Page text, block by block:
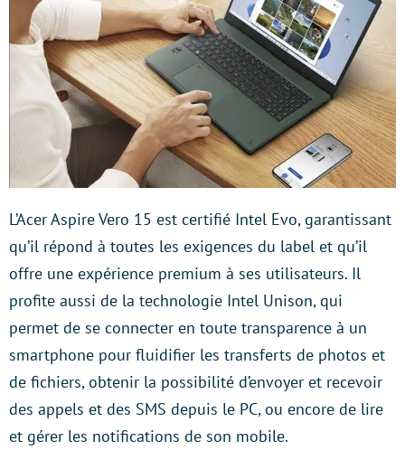
L’Acer Aspire Vero 15 est certifié Intel Evo, garantissant
qu’il répond à toutes les exigences du label et qu’il
offre une expérience premium à ses utilisateurs. Il
profite aussi de la technologie Intel Unison, qui
permet de se connecter en toute transparence à un
smartphone pour fluidifier les transferts de photos et
de fichiers, obtenir la possibilité d’envoyer et recevoir
des appels et des SMS depuis le PC, ou encore de lire
et gérer les notifications de son mobile.